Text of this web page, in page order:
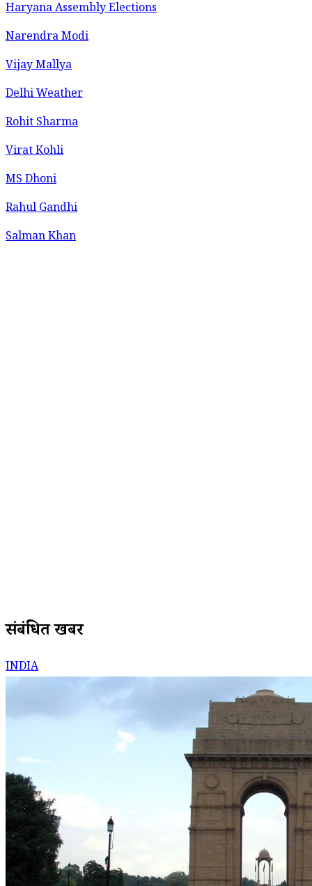
Haryana Assembly Elections
Narendra Modi
Vijay Mallya
Delhi Weather
Rohit Sharma
Virat Kohli
MS Dhoni
Rahul Gandhi
Salman Khan
संबंधित खबरें
INDIA